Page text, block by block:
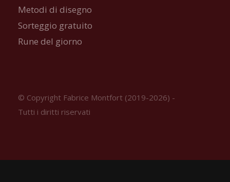
Metodi di disegno
Sorteggio gratuito
Rune del giorno
© Copyright Fabrice Montfort (2019-2026) -
Tutti i diritti riservati